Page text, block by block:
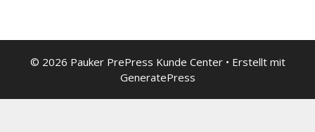
© 2026 Pauker PrePress Kunde Center• Erstellt mit
GeneratePress